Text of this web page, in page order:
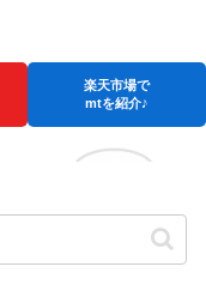
楽天市場で
mtを紹介♪